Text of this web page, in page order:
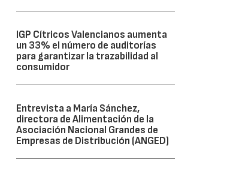
IGP Cítricos Valencianos aumenta
un 33% el número de auditorías
para garantizar la trazabilidad al
consumidor
Entrevista a María Sánchez,
directora de Alimentación de la
Asociación Nacional Grandes de
Empresas de Distribución (ANGED)